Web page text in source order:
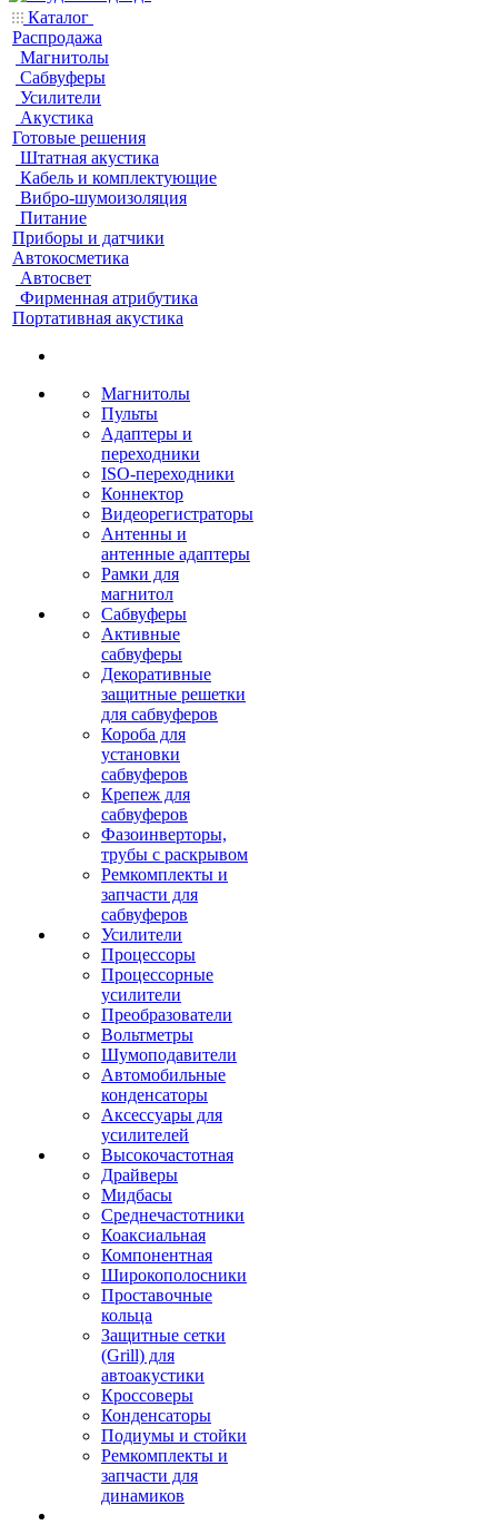
Каталог
Распродажа
Магнитолы
Сабвуферы
Усилители
Акустика
Готовые решения
Штатная акустика
Кабель и комплектующие
Вибро-шумоизоляция
Питание
Приборы и датчики
Автокосметика
Автосвет
Фирменная атрибутика
Портативная акустика
Магнитолы
Пульты
Адаптеры и
переходники
ISO-переходники
Коннектор
Видеорегистраторы
Антенны и
антенные адаптеры
Рамки для
магнитол
Сабвуферы
Активные
сабвуферы
Декоративные
защитные решетки
для сабвуферов
Короба для
установки
сабвуферов
Крепеж для
сабвуферов
Фазоинверторы,
трубы с раскрывом
Ремкомплекты и
запчасти для
сабвуферов
Усилители
Процессоры
Процессорные
усилители
Преобразователи
Вольтметры
Шумоподавители
Автомобильные
конденсаторы
Аксессуары для
усилителей
Высокочастотная
Драйверы
Мидбасы
Среднечастотники
Коаксиальная
Компонентная
Широкополосники
Проставочные
кольца
Защитные сетки
(Grill) для
автоакустики
Кроссоверы
Конденсаторы
Подиумы и стойки
Ремкомплекты и
запчасти для
динамиков